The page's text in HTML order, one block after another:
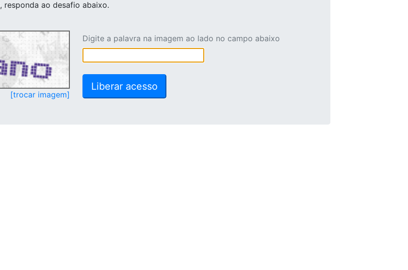
, responda ao desafio abaixo.
[trocar imagem]
Digite a palavra na imagem ao lado no campo abaixo